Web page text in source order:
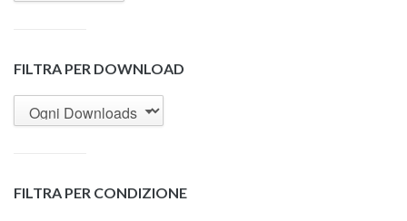
FILTRA PER DOWNLOAD
FILTRA PER CONDIZIONE